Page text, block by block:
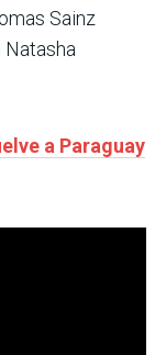
Sainz
a Paraguay